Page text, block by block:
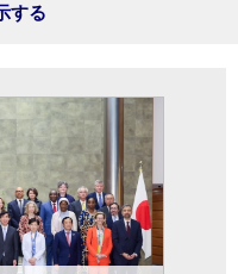
する
情勢に関す
核兵器のな